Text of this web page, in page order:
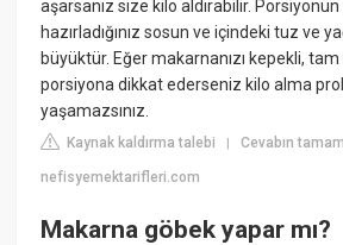
aşarsanız size kilo aldırabilir. Porsiyonun
hazırladığınız sosun ve içindeki tuz ve
büyüktür. Eğer makarnanızı kepekli,
porsiyona dikkat ederseniz kilo alma
yaşamazsınız.
Kaynak kaldırma talebi |Cevabın
nefisyemektarifleri.com
Makarna göbek yapar mı?